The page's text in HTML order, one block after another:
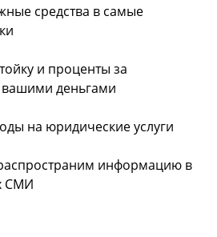
средства в самые
и проценты за
деньгами
на юридические услуги
информацию в
СМИ